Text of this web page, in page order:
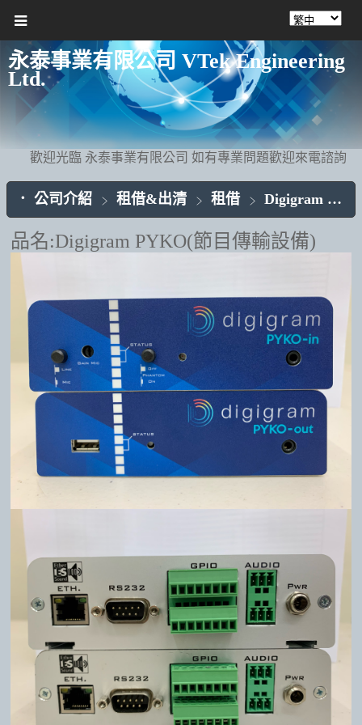
永泰事業有限公司 VTek Engineering
Ltd.
歡迎光臨 永泰事業有限公司 如有專業問題歡迎來電諮詢
公司介紹 租借&出清 租借 Digigram
品名:Digigram PYKO(節目傳輸設備)